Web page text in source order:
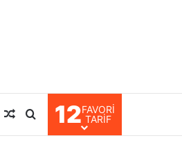
Rastgele Makale
Arama yap ...
12FAVORI
TARIF